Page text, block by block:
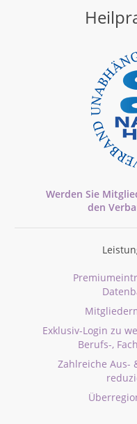
Werden Sie
den
Exklusiv-Login zu
Berufs-,
Zahlreiche Aus-